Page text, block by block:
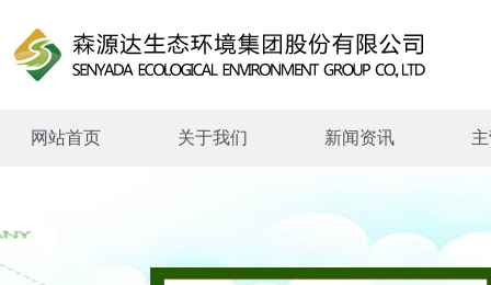
网站首页 关于我们 新闻资讯